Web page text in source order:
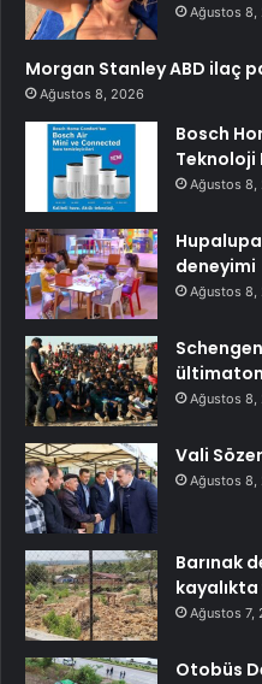
Ağustos 8,
Morgan Stanley ABD ilaç
Ağustos 8, 2026
Bosch
Teknoloji
Ağustos 8,
deneyimi
Ağustos 8,
Ağustos 8,
Vali
Ağustos 8,
Barınak
Ağustos 7,
Otobüs